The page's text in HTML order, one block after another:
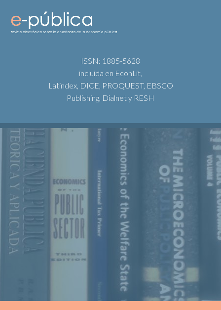
ISSN: 1885-5628
incluida en EconLit,
Latindex, DICE, PROQUEST, EBSCO
Publishing, Dialnet y RESH